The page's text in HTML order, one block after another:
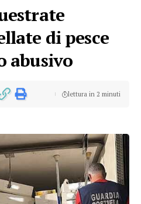
di pesce
abusivo
lettura in 2 minuti